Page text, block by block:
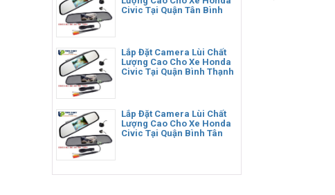
Civic Tại Quận Tân Bình
Lắp Đặt Camera Lùi Chất
Lượng Cao Cho Xe Honda
Civic Tại Quận Bình Thạnh
Lắp Đặt Camera Lùi Chất
Lượng Cao Cho Xe Honda
Civic Tại Quận Bình Tân